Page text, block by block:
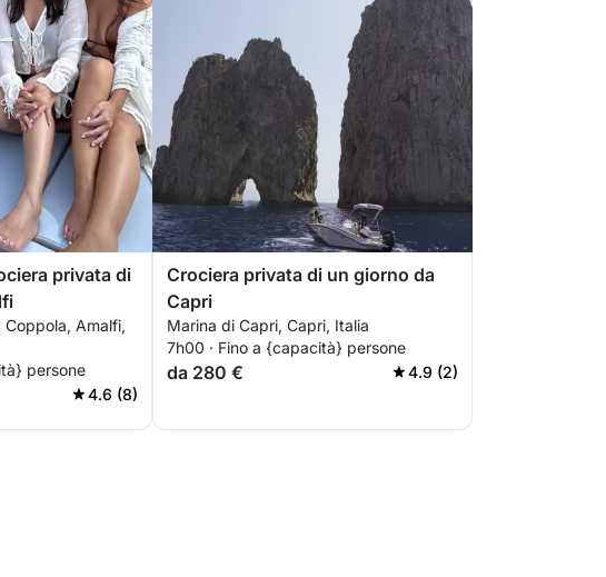
privata di
Amalfi,
persone
4.6 (8)
Crociera privata di un giorno da
Capri
Marina di Capri, Capri, Italia
7h00 · Fino a {capacità} persone
da 280 € 4.9 (2)